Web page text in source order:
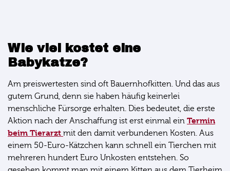
Wie viel kostet eine
Babykatze?
Am preiswertesten sind oft Bauernhofkitten. Und das aus
gutem Grund, denn sie haben häufig keinerlei
menschliche Fürsorge erhalten. Dies bedeutet, die erste
Aktion nach der Anschaffung ist erst einmal ein Termin
beim Tierarzt mit den damit verbundenen Kosten. Aus
einem 50-Euro-Kätzchen kann schnell ein Tierchen mit
mehreren hundert Euro Unkosten entstehen. So